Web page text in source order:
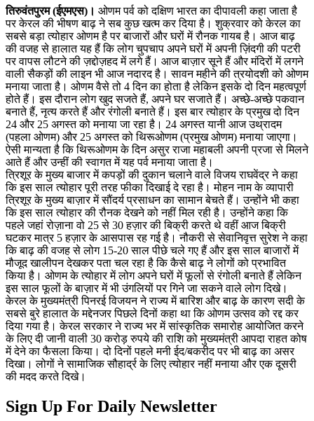
तिरुवंतपुरम (ईएमएस)। ओणम पर्व को दक्षिण भारत का दीपावली कहा जाता है
पर केरल की भीषण बाढ़ ने सब कुछ खत्म कर दिया है। शुक्रवार को केरल का
सबसे बड़ा त्योहार ओणम है पर बाजारों और घरों में रौनक गायब है। आज बाढ़
की वजह से हालात यह हैं कि लोग चुपचाप अपने घरों में अपनी ज़िंदगी की पटरी
पर वापस लौटने की ज़द्दोज़हद में लगे हैं। आज बाज़ार सूने हैं और मंदिरों में लगने
वाली सैकड़ों की लाइन भी आज नदारद है। सावन महीने की त्रयोदशी को ओणम
मनाया जाता है। ओणम वैसे तो 4 दिन का होता है लेकिन इसके दो दिन महत्वपूर्ण
होते हैं। इस दौरान लोग खुद सजते हैं, अपने घर सजाते हैं। अच्छे-अच्छे पकवान
बनाते हैं, नृत्य करते हैं और रंगोली बनाते हैं। इस बार त्योहार के प्रमुख दो दिन
24 और 25 अगस्त को मनाया जा रहा है। 24 अगस्त यानी आज उथ्रादम
(पहला ओणम) और 25 अगस्त को थिरूओणम (प्रमुख ओणम) मनाया जाएगा।
ऐसी मान्यता है कि थिरूओणम के दिन असुर राजा महाबली अपनी प्रजा से मिलने
आते हैं और उन्हीं की स्वागत में यह पर्व मनाया जाता है।
त्रिशूर के मुख्य बाजार में कपड़ों की दुकान चलाने वाले विजय राघवेंद्र ने कहा
कि इस साल त्योहार पूरी तरह फीका दिखाई दे रहा है। मोहन नाम के व्यापारी
त्रिशूर के मुख्य बाज़ार में सौंदर्य प्रसाधन का सामान बेचते हैं। उन्होंने भी कहा
कि इस साल त्योहार की रौनक देखने को नहीं मिल रही है। उन्होंने कहा कि
पहले जहां रोज़ाना वो 25 से 30 हज़ार की बिक्री करते थे वहीं आज बिक्री
घटकर मात्र 5 हज़ार के आसपास रह गई है। नौकरी से सेवानिवृत्त सुरेश ने कहा
कि बाढ़ की वजह से लोग 15-20 साल पीछे चले गए हैं और इस साल बाजारों में
मौजूद खालीपन देखकर पता चल रहा है कि कैसे बाढ़ ने लोगों को प्रभावित
किया है। ओणम के त्योहार में लोग अपने घरों में फूलों से रंगोली बनाते हैं लेकिन
इस साल फूलों के बाज़ार में भी उंगलियों पर गिने जा सकने वाले लोग दिखे।
केरल के मुख्यमंत्री पिनरई विजयन ने राज्य में बारिश और बाढ़ के कारण सदी के
सबसे बुरे हालात के मद्देनजर पिछले दिनों कहा था कि ओणम उत्सव को रद्द कर
दिया गया है। केरल सरकार ने राज्य भर में सांस्कृतिक समारोह आयोजित करने
के लिए दी जानी वाली 30 करोड़ रुपये की राशि को मुख्यमंत्री आपदा राहत कोष
में देने का फैसला किया। दो दिनों पहले मनी ईद/बकरीद पर भी बाढ़ का असर
दिखा। लोगों ने सामाजिक सौहार्द्र के लिए त्योहार नहीं मनाया और एक दूसरी
की मदद करते दिखे।
Sign Up For Daily Newsletter